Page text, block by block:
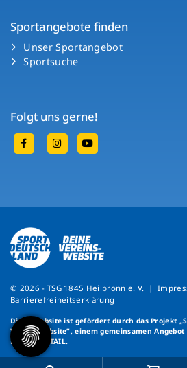
Sportangebote finden
Unser Sportangebot
Sportsuche
Folgt uns gerne!
© 2026 - TSG 1845 Heilbronn e. V. |
Barrierefreiheitserklärung
Diese Website ist gefördert durch das Projekt
Vereinswebsite”, einem gemeinsamen Angebot
NETZCOCKTAIL.